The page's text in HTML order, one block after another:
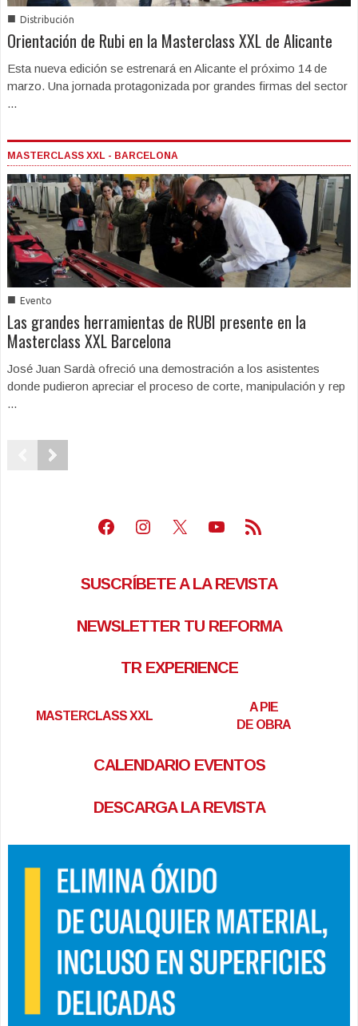
■ Distribución
Orientación de Rubi en la Masterclass XXL de Alicante
Esta nueva edición se estrenará en Alicante el próximo 14 de
marzo. Una jornada protagonizada por grandes firmas del sector
...
MASTERCLASS XXL - BARCELONA
■ Evento
Las grandes herramientas de RUBI presente en la
Masterclass XXL Barcelona
José Juan Sardà ofreció una demostración a los asistentes
donde pudieron apreciar el proceso de corte, manipulación y rep
...
Facebook
Instagram
X Youtube
Feed RSS
SUSCRÍBETE A LA REVISTA
NEWSLETTER TU REFORMA
TR EXPERIENCE
MASTERCLASS XXL
A PIE
DE OBRA
CALENDARIO EVENTOS
DESCARGA LA REVISTA